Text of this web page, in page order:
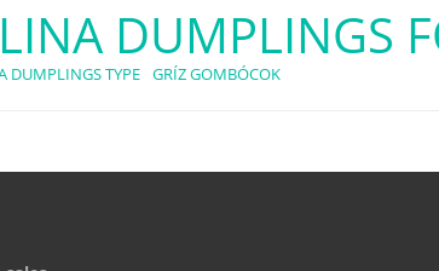
DUMPLINGS
DUMPLINGS TYPE GRÍZ GOMBÓCOK